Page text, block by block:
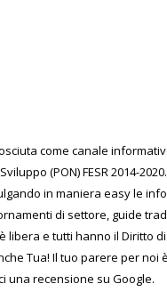
come canale
(PON) FESR 2014-
in maniera easy le
di settore, guide
libera e tutti hanno il Diritto
Tua! Il tuo parere per
una recensione su Google.